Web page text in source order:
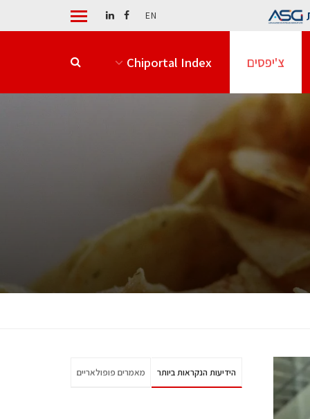
EN
צ'יפסים Chiportal Index
הידיעות הנקראות ביותר מאמרים פופולאריים